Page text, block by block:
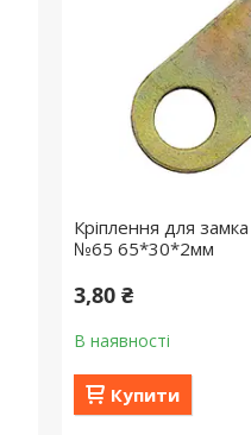
Кріплення для
№65 65*30*2мм
3,80 ₴
В наявності
Купити